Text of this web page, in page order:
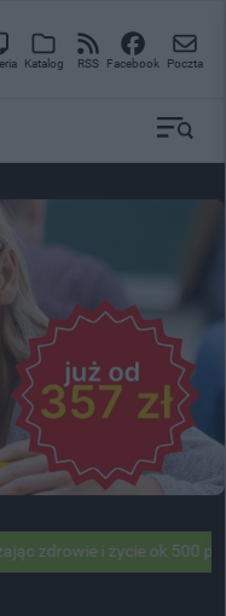
Katalog RSS Facebook Poczta
ok 500 pasażerów!